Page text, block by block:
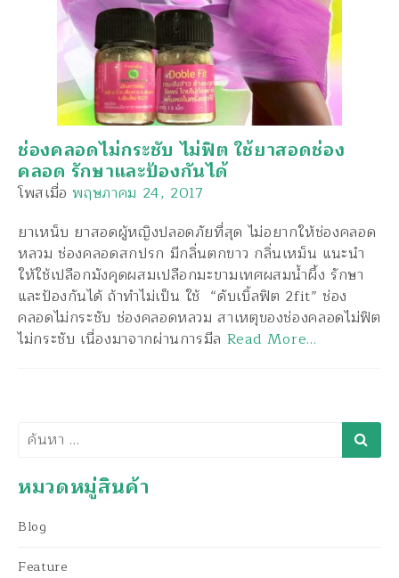
ช่องคลอดไม่กระชับ ไม่ฟิต ใช้ยาสอดช่อง
คลอด รักษาและป้องกันได้
โพสเมื่อ พฤษภาคม 24, 2017
ยาเหน็บ ยาสอดผู้หญิงปลอดภัยที่สุด ไม่อยากให้ช่องคลอด
หลวม ช่องคลอดสกปรก มีกลิ่นตกขาว กลิ่นเหม็น แนะนำ
ให้ใช้เปลือกมังคุดผสมเปลือกมะขามเทศผสมน้ำผึ้ง รักษา
และป้องกันได้ ถ้าทำไม่เป็น ใช้ “ดับเบิ้ลฟิต 2fit” ช่อง
คลอดไม่กระชับ ช่องคลอดหลวม สาเหตุของช่องคลอดไม่ฟิต
ไม่กระชับ เนื่องมาจากผ่านการมีล Read More…
ค้นหา
หมวดหมู่สินค้า
Blog
Feature